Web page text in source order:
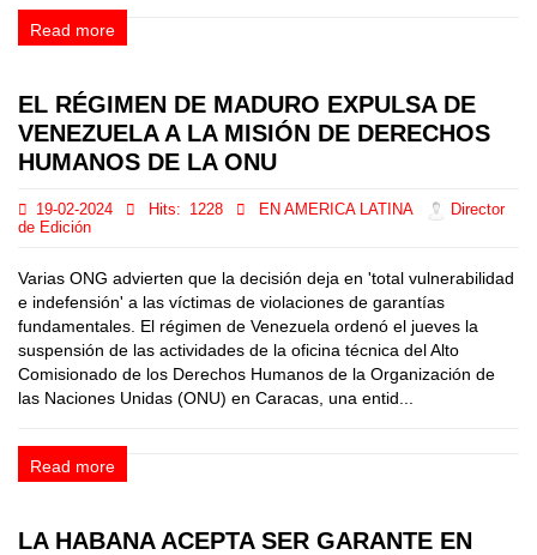
Read more
EL RÉGIMEN DE MADURO EXPULSA DE
VENEZUELA A LA MISIÓN DE DERECHOS
HUMANOS DE LA ONU
19-02-2024 Hits: 1228 EN AMERICA LATINA
Director
de Edición
Varias ONG advierten que la decisión deja en 'total vulnerabilidad
e indefensión' a las víctimas de violaciones de garantías
fundamentales. El régimen de Venezuela ordenó el jueves la
suspensión de las actividades de la oficina técnica del Alto
Comisionado de los Derechos Humanos de la Organización de
las Naciones Unidas (ONU) en Caracas, una entid...
Read more
LA HABANA ACEPTA SER GARANTE EN